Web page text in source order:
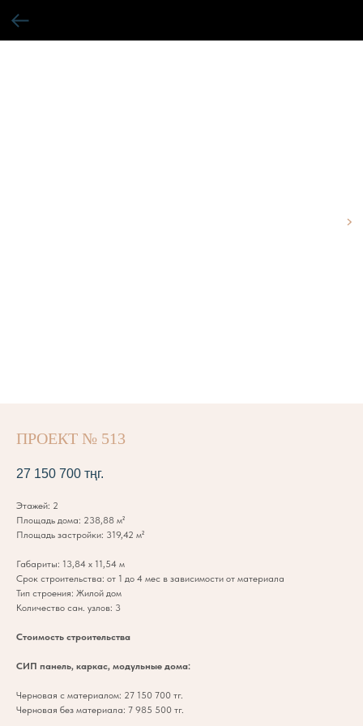
ПРОЕКТ № 513
27 150 700 тңг.
Этажей: 2
Площадь дома: 238,88 м²
Площадь застройки: 319,42 м²
Габариты: 13,84 х 11,54 м
Срок строительства: от 1 до 4 мес в зависимости от материала
Тип строения: Жилой дом
Количество сан. узлов: 3
Стоимость строительства
СИП панель, каркас, модульные дома:
Черновая с материалом: 27 150 700 тг.
Черновая без материала: 7 985 500 тг.